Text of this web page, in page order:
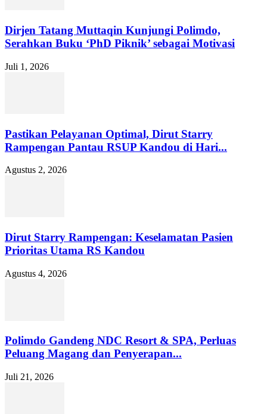
Dirjen Tatang Muttaqin Kunjungi Polimdo,
Serahkan Buku ‘PhD Piknik’ sebagai Motivasi
Juli 1, 2026
Pastikan Pelayanan Optimal, Dirut Starry
Rampengan Pantau RSUP Kandou di Hari...
Agustus 2, 2026
Dirut Starry Rampengan: Keselamatan Pasien
Prioritas Utama RS Kandou
Agustus 4, 2026
Polimdo Gandeng NDC Resort & SPA, Perluas
Peluang Magang dan Penyerapan...
Juli 21, 2026